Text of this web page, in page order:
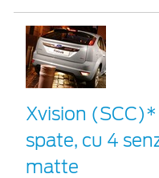
Xvision
spate, cu 4
matte